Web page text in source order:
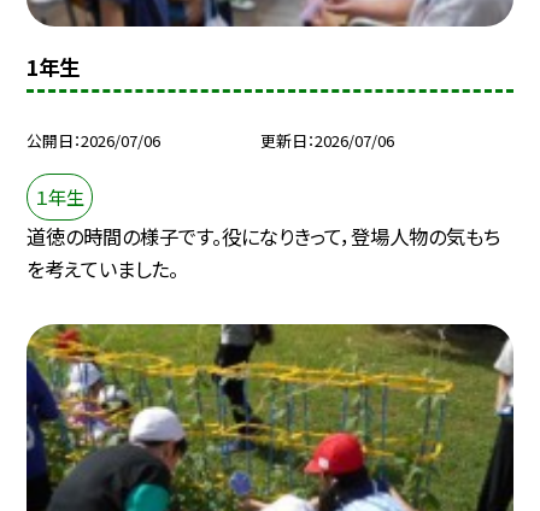
1年生
公開日 2026/07/06 更新日 2026/07/06
１年生
道徳の時間の様子です。役になりきって，登場人物の気もち
を考えていました。